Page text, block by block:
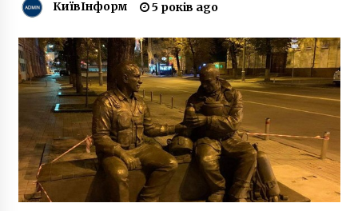
6 років ago
У Кличко объяснили, почему запретили
продажу алкоголя ночью
10 років ago
У Києві трагічно помер журналіст “Фокуса”
Святослав Секун
7 років ago
Киевсовет предоставил статус сквера еще
КиївІнформ 5 років ago